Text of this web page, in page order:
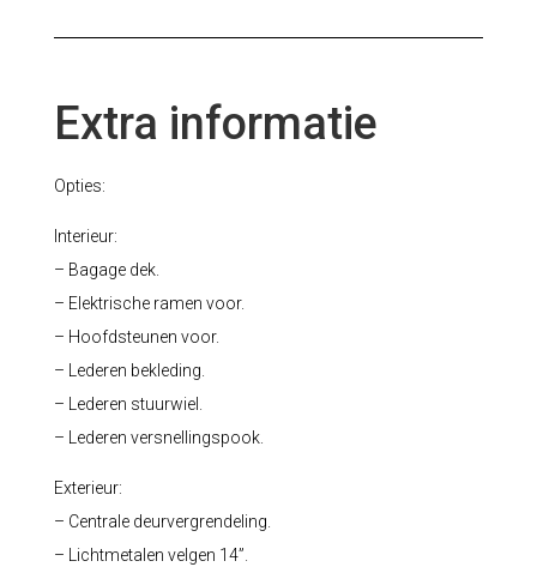
Extra informatie
Opties:
Interieur:
– Bagage dek.
– Elektrische ramen voor.
– Hoofdsteunen voor.
– Lederen bekleding.
– Lederen stuurwiel.
– Lederen versnellingspook.
Exterieur:
– Centrale deurvergrendeling.
– Lichtmetalen velgen 14”.